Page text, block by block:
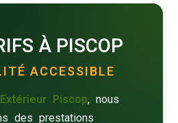
À PISCOP
ACCESSIBLE
Piscop, nous
des prestations